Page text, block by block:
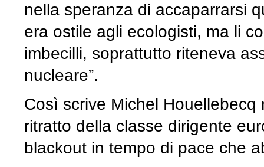
nella speranza di accaparrarsi
era ostile agli ecologisti, ma li
imbecilli, soprattutto riteneva
nucleare”.
Così scrive Michel
ritratto della classe dirigente
blackout in tempo di pace che